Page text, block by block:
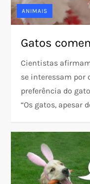
ANIMAIS
Gatos
Cientistas
se interessam por
preferência do
“Os gatos, apesar